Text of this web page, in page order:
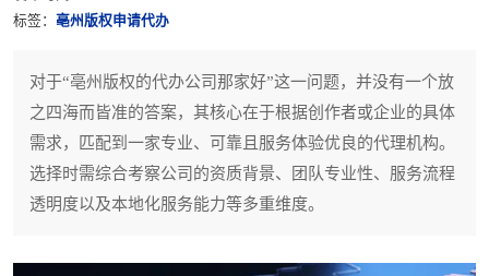
标签： 亳州版权申请代办
对于“亳州版权的代办公司那家好”这一问题，并没有一个放
之四海而皆准的答案，其核心在于根据创作者或企业的具体
需求，匹配到一家专业、可靠且服务体验优良的代理机构。
选择时需综合考察公司的资质背景、团队专业性、服务流程
透明度以及本地化服务能力等多重维度。